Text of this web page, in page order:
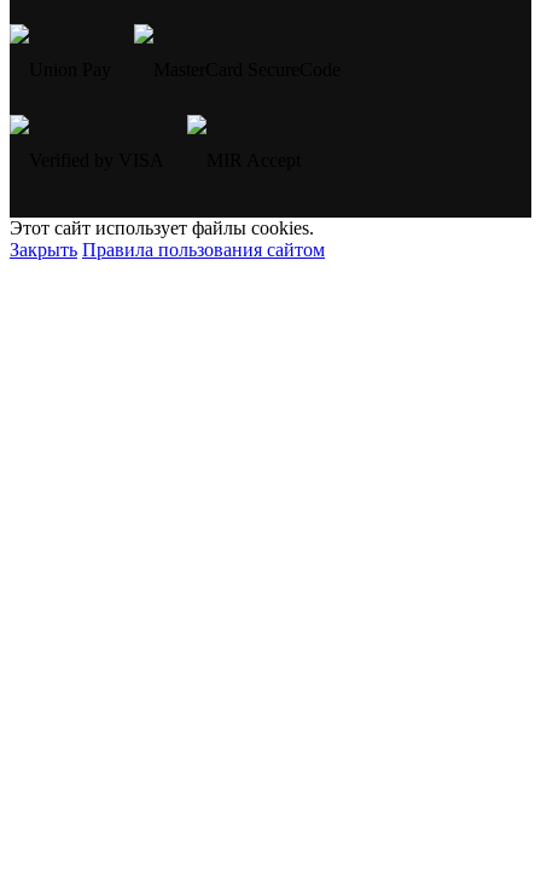
Этот сайт использует файлы cookies.
Закрыть Правила пользования сайтом